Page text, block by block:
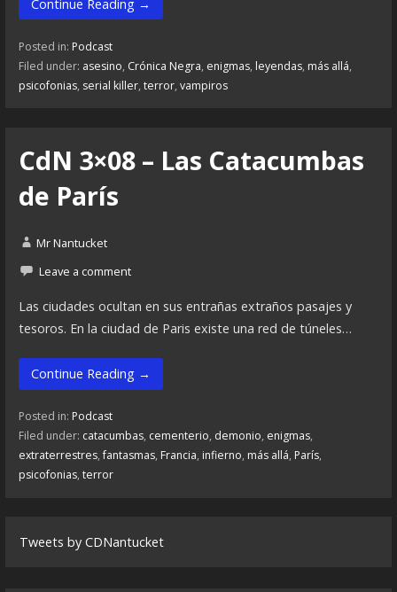
Continue Reading →
Posted in: Podcast
Filed under: asesino, Crónica Negra, enigmas, leyendas, más allá,
psicofonias, serial killer, terror, vampiros
CdN 3×08 – Las Catacumbas
de París
Mr Nantucket
Leave a comment
Las ciudades ocultan en sus entrañas extraños pasajes y
tesoros. En la ciudad de Paris existe una red de túneles…
Continue Reading →
Posted in: Podcast
Filed under: catacumbas, cementerio, demonio, enigmas,
extraterrestres,fantasmas, Francia, infierno, más allá, París,
psicofonias, terror
Tweets by CDNantucket